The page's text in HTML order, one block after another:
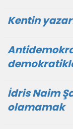
Kentin
İdris Naim
olamamak